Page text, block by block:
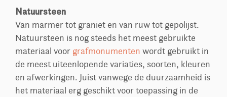
Natuursteen
Van marmer tot graniet en van ruw tot gepolijst.
Natuursteen is nog steeds het meest gebruikte
materiaal voor grafmonumenten wordt gebruikt in
de meest uiteenlopende variaties, soorten, kleuren
en afwerkingen. Juist vanwege de duurzaamheid is
het materiaal erg geschikt voor toepassing in de